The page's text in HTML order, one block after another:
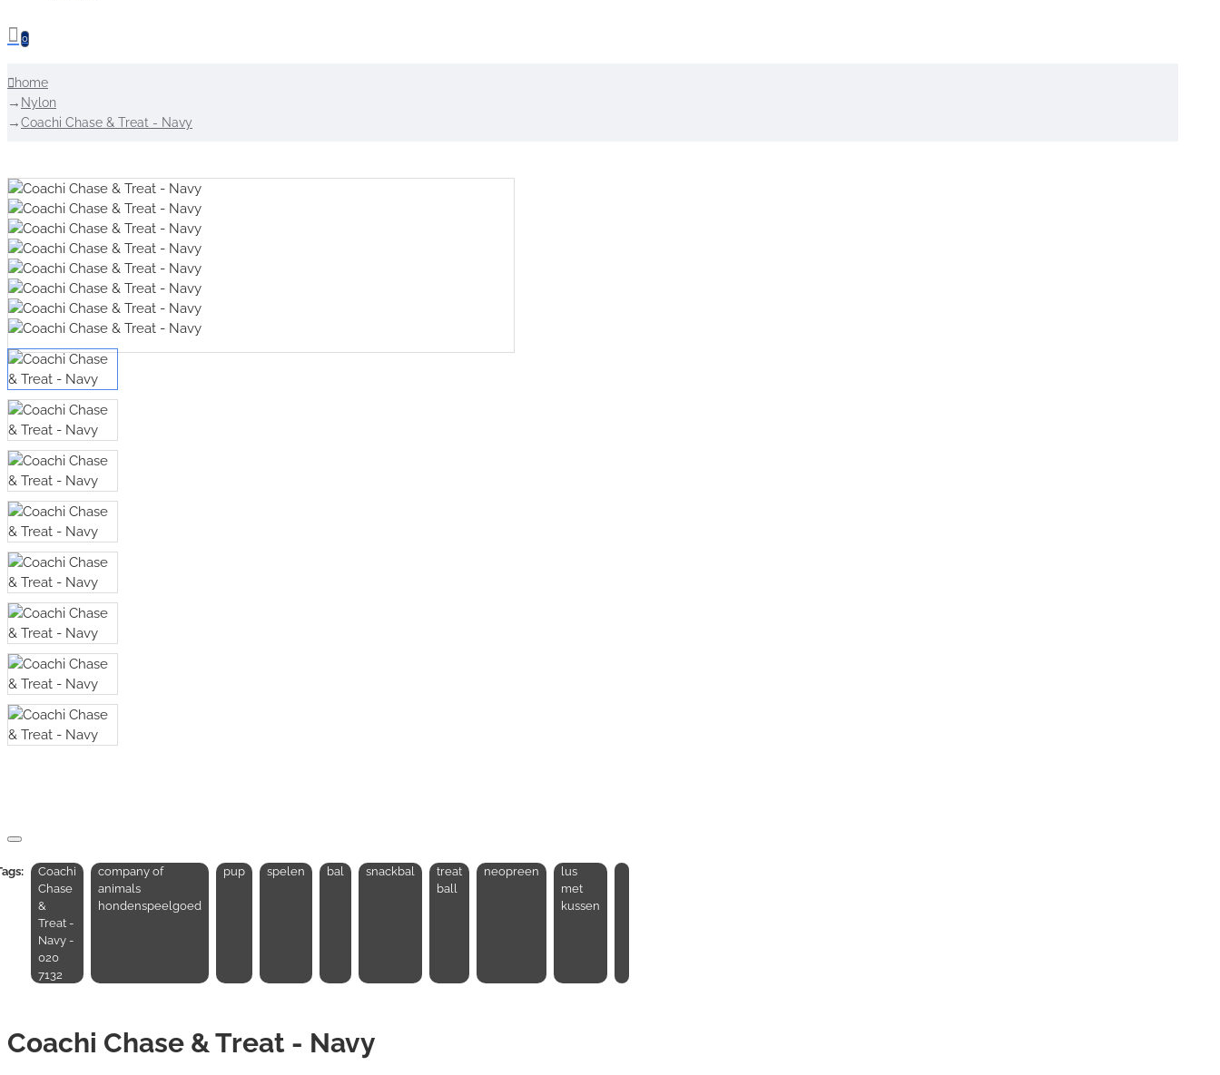
0
home
Nylon
Coachi Chase & Treat - Navy
Coachi
Chase
&
Treat -
Navy -
020
7132
company of
animals
hondenspeelgoed
pup spelen bal snackbal
treat
ball
neopreen
lus
met
kussen
Coachi Chase & Treat - Navy